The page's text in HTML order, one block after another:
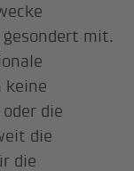
mit.
keine
die
die
die